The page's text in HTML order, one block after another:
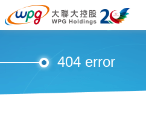
404 error